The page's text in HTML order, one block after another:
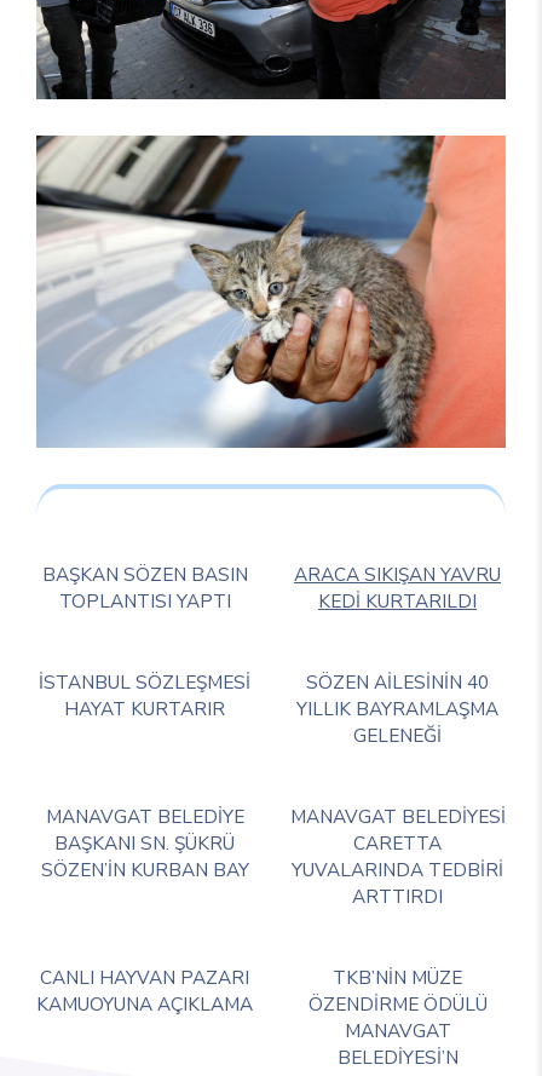
BAŞKAN SÖZEN BASIN
TOPLANTISI YAPTI
ARACA SIKIŞAN YAVRU
KEDİ KURTARILDI
İSTANBUL SÖZLEŞMESİ
HAYAT KURTARIR
SÖZEN AİLESİNİN 40
YILLIK BAYRAMLAŞMA
GELENEĞİ
MANAVGAT BELEDİYE
BAŞKANI SN. ŞÜKRÜ
SÖZEN’İN KURBAN BAY
MANAVGAT BELEDİYESİ
CARETTA
YUVALARINDA TEDBİRİ
ARTTIRDI
CANLI HAYVAN PAZARI
KAMUOYUNA AÇIKLAMA
TKB’NİN MÜZE
ÖZENDİRME ÖDÜLÜ
MANAVGAT
BELEDİYESİ’N